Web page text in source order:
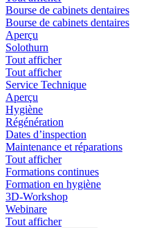
Bourse de cabinets dentaires
Bourse de cabinets dentaires
Aperçu
Solothurn
Tout afficher
Tout afficher
Service Technique
Aperçu
Hygiène
Régénération
Dates d’inspection
Maintenance et réparations
Tout afficher
Formations continues
Formation en hygiène
3D-Workshop
Webinare
Tout afficher